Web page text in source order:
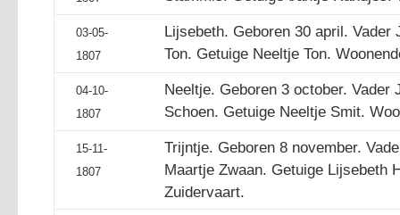
03-05-
1807
Lijsebeth. Geboren 30 april. Vader
Ton. Getuige Neeltje Ton.
04-10-
1807
Neeltje. Geboren 3 october. Vader
Schoen. Getuige Neeltje Smit.
15-11-
1807
Trijntje. Geboren 8 november.
Maartje Zwaan. Getuige Lijsebeth
Zuidervaart.